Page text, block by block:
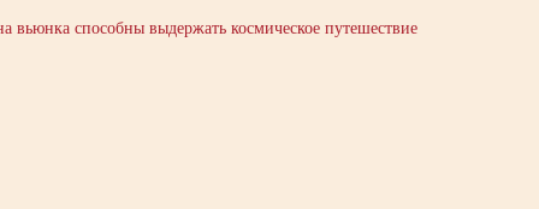
вьюнка способны выдержать космическое путешествие